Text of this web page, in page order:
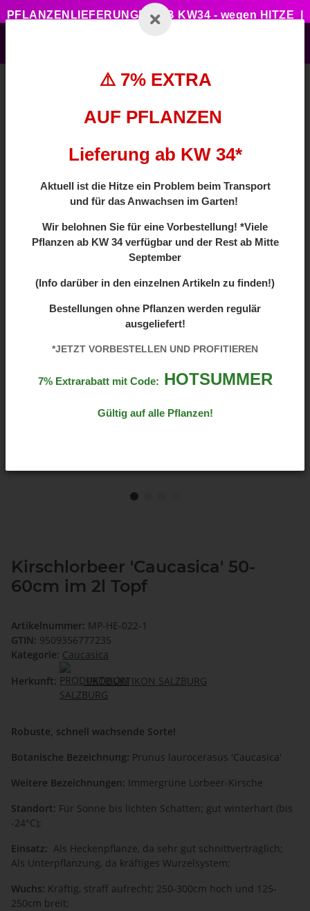
PFLANZENLIEFERUNGEN AB KW34 - wegen HITZE |
⚠️ 7% EXTRA
AUF PFLANZEN
Lieferung ab KW 34*
Aktuell ist die Hitze ein Problem beim Transport
und für das Anwachsen im Garten!
Wir belohnen Sie für eine Vorbestellung! *Viele
Pflanzen ab KW 34 verfügbar und der Rest ab Mitte
September
(Info darüber in den einzelnen Artikeln zu finden!)
Bestellungen ohne Pflanzen werden regulär
ausgeliefert!
*JETZT VORBESTELLEN UND PROFITIEREN
7% Extrarabatt mit Code: HOTSUMMER
Gültig auf alle Pflanzen!
Kirschlorbeer 'Caucasica' 50-
60cm im 2l Topf
Artikelnummer: MP-HE-022-1
GTIN: 9509356777235
Kategorie: Caucasica
Herkunft:
PRODUKTIKON SALZBURG
Robuste, schnell wachsende Sorte!
Botanische Bezeichnung: Prunus laurocerasus 'Caucasica'
Weitere Bezeichnungen: Immergrüne Lorbeer-Kirsche
Standort: Für Sonne bis lichten Schatten; gut winterhart (bis
-24°C);
Einsatz: Als Heckenpflanze, da sehr gut schnittverträglich;
Als Unterpflanzung, da kräftiges Wurzelsystem;
Wuchs: Kräftig, straff aufrecht; 250-300cm hoch und 125-
250cm breit;